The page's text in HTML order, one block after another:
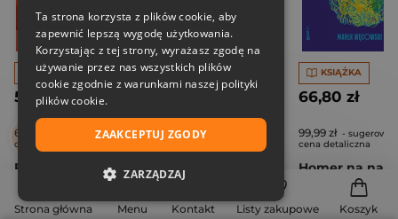
Strona główna Menu Kontakt Listy zakupowe Koszyk
KSIĄŻKA
55,99 zł
69,99 zł
- sugerowana
cena detaliczna
Rafał Majka. Zawsze z przodu. Rozmawia Tomasz Kalemba - książka z autografem
KSIĄŻKA
79,99 zł - sugerowana
cena detaliczna
9,4 (7)
KSIĄŻKA
66,80 zł
99,99 zł -
cena detaliczna
Węcowski
9,0 (9)
Ta strona korzysta z plików cookie, aby
zapewnić lepszą wygodę użytkowania.
Korzystając z tej strony, wyrażasz zgodę na
używanie przez nas wszystkich plików
cookie zgodnie z warunkami naszej polityki
plików cookie.
ZAAKCEPTUJ ZGODY
ZARZĄDZAJ
NIEZBĘDNE